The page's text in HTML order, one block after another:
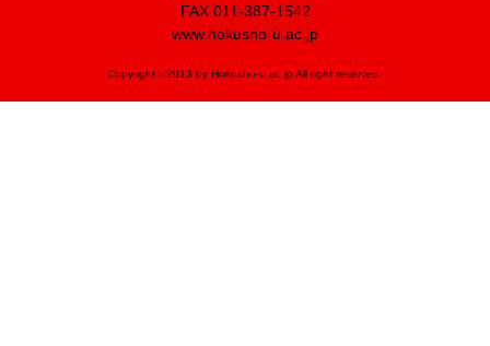
FAX 011-387-1542
www.hokusho-u.ac.jp
Copyright ©2013 by Hokusho-u.ac.jp All right reserved.